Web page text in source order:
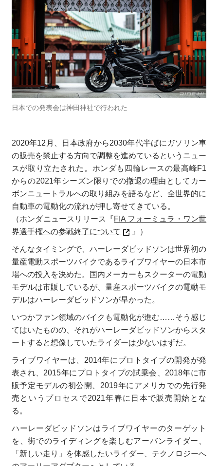
日本での発表会は神田神社で行われた
2020年12月、日本政府から2030年代半ばにガソリン車
の販売を禁止する方向で調整を進めているというニュー
スが取り立たされた。ホンダも四輪レースの最高峰F1
からの2021年シーズン限りでの撤退の理由としてカー
ボンニュートラルへの取り組みを語るなど、全世界的に
自動車の電動化の流れが押し寄せてきている。
（ホンダニュースリリース『FIA フォーミュラ・ワン世
界選手権への参戦終了について
』）
そんなタイミングで、ハーレーダビッドソンは世界初の
量産電動スポーツバイクであるライブワイヤーの日本市
場への投入を決めた。国内メーカーもスクーターの電動
モデルは市販しているが、量産スポーツバイクの電動モ
デルはハーレーダビッドソンが早かった。
いつかファン領域のバイクも電動化が進む……そう感じ
てはいたものの、それがハーレーダビッドソンからスタ
ートすると想像していたライダーは少ないはずだ。
ライブワイヤーは、2014年にプロトタイプの開発が発
表され、2015年にプロトタイプの試乗会、2018年に市
販予定モデルの初公開、2019年にアメリカでの先行発
売というプロセスで2021年春に日本で販売開始とな
る。
ハーレーダビッドソンはライブワイヤーのターゲット
を、街でのライディングを楽しむアーバンライダー、
「新しい走り」を体感したいライダー、テクノロジーへ